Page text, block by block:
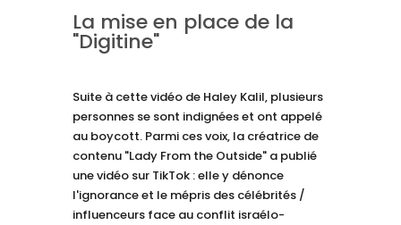
La mise en place de la
"Digitine"
Suite à cette vidéo de Haley Kalil, plusieurs
personnes se sont indignées et ont appelé
au boycott. Parmi ces voix, la créatrice de
contenu "Lady From the Outside" a publié
une vidéo sur TikTok : elle y dénonce
l'ignorance et le mépris des célébrités /
influenceurs face au conflit israélo-